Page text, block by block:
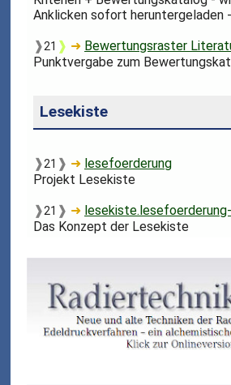
Anklicken sofort heruntergeladen -
❱21 ❱ ➜ Bewertungsraster
Punktvergabe zum
Lesekiste
❱21 ❱ ➜ lesefoerderung
Projekt Lesekiste
❱21 ❱ ➜
Das Konzept der Lesekiste